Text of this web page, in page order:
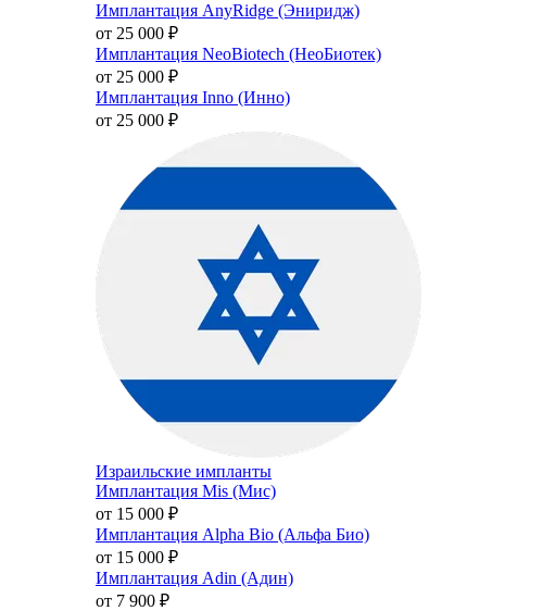
Имплантация AnyRidge (Эниридж)
от 25 000 ₽
Имплантация NeoBiotech (НеоБиотек)
от 25 000 ₽
Имплантация Inno (Инно)
от 25 000 ₽
Израильские импланты
Имплантация Mis (Мис)
от 15 000 ₽
Имплантация Alpha Bio (Альфа Био)
от 15 000 ₽
Имплантация Adin (Адин)
от 7 900 ₽